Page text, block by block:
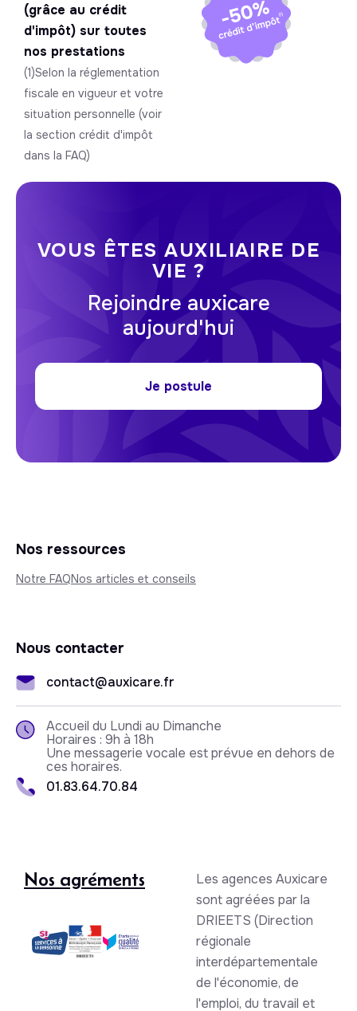
(grâce au crédit
d'impôt) sur toutes
nos prestations
(1)Selon la réglementation
fiscale en vigueur et votre
situation personnelle (voir
la section crédit d'impôt
dans la FAQ)
VOUS ÊTES AUXILIAIRE DE
VIE ?
Rejoindre auxicare
aujourd'hui
Je postule
Nos ressources
Notre FAQNos articles et conseils
Nous contacter
contact@auxicare.fr
Accueil du Lundi au Dimanche
Horaires : 9h à 18h
Une messagerie vocale est prévue en dehors de
ces horaires.
01.83.64.70.84
Nos agréments
Les agences Auxicare
sont agréées par la
DRIEETS (Direction
régionale
interdépartementale
de l'économie, de
l'emploi, du travail et